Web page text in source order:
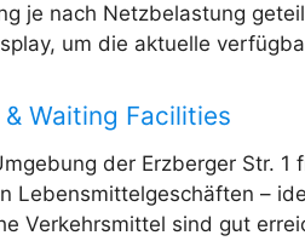
je nach Netzbelastung
um die aktuelle
Waiting Facilities
der Erzberger Str. 1
Lebensmittelgeschäften –
Verkehrsmittel sind gut